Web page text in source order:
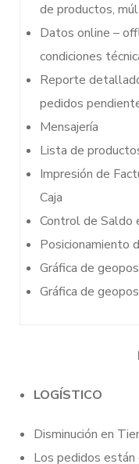
de productos,
Datos online –
condiciones
Reporte
pedidos
Mensajería
Lista de
Impresión de
Caja
Control de Saldo
Posicionamiento
Gráfica de
Gráfica de
LOGÍSTICO
Disminución en
Los pedidos están